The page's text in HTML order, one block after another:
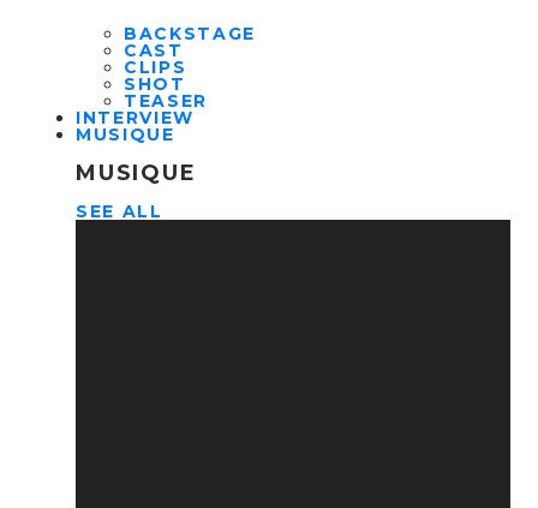
BACKSTAGE
CAST
CLIPS
SHOT
TEASER
INTERVIEW
MUSIQUE
MUSIQUE
SEE ALL